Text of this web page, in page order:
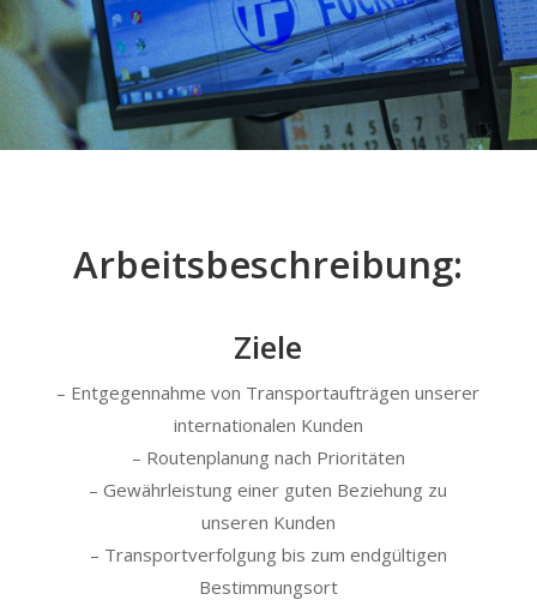
Arbeitsbeschreibung:
Ziele
– Entgegennahme von Transportaufträgen unserer
internationalen Kunden
– Routenplanung nach Prioritäten
– Gewährleistung einer guten Beziehung zu
unseren Kunden
– Transportverfolgung bis zum endgültigen
Bestimmungsort